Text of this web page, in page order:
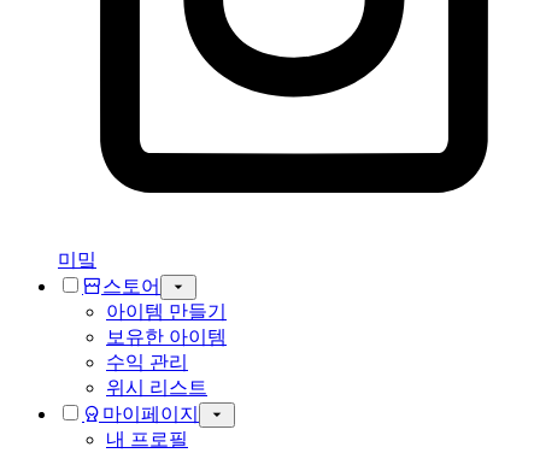
미밐
스토어
아이템 만들기
보유한 아이템
수익 관리
위시 리스트
마이페이지
내 프로필